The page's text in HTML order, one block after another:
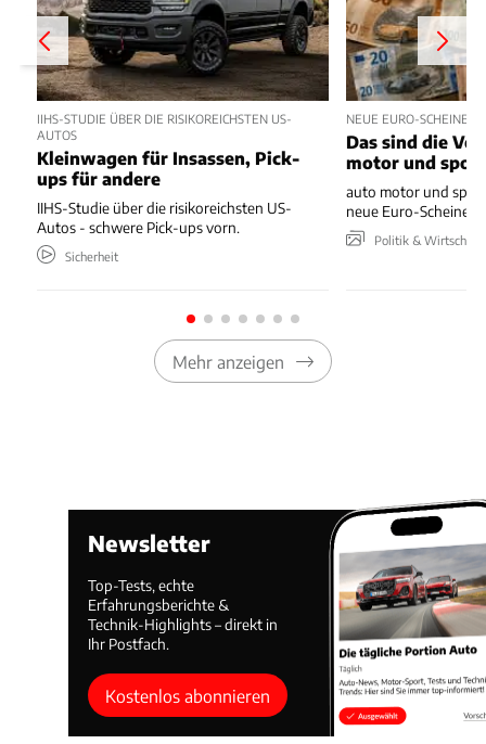
IIHS-STUDIE ÜBER DIE RISIKOREICHSTEN US-
AUTOS
Kleinwagen für Insassen, Pick-
ups für andere
IIHS-Studie über die risikoreichsten US-
Autos - schwere Pick-ups vorn.
Sicherheit
NEUE EURO-SCHEINE
Das sind die
motor und sport
auto motor und
neue Euro-Scheine
Politik & Wirtschaft
Mehr anzeigen
Newsletter
Top-Tests, echte
Erfahrungsberichte &
Technik-Highlights – direkt in
Ihr Postfach.
Kostenlos abonnieren